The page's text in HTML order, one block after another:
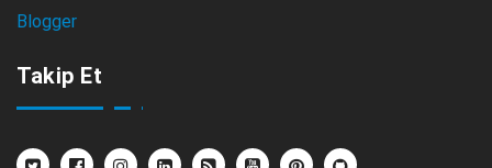
Blogger
Takip Et